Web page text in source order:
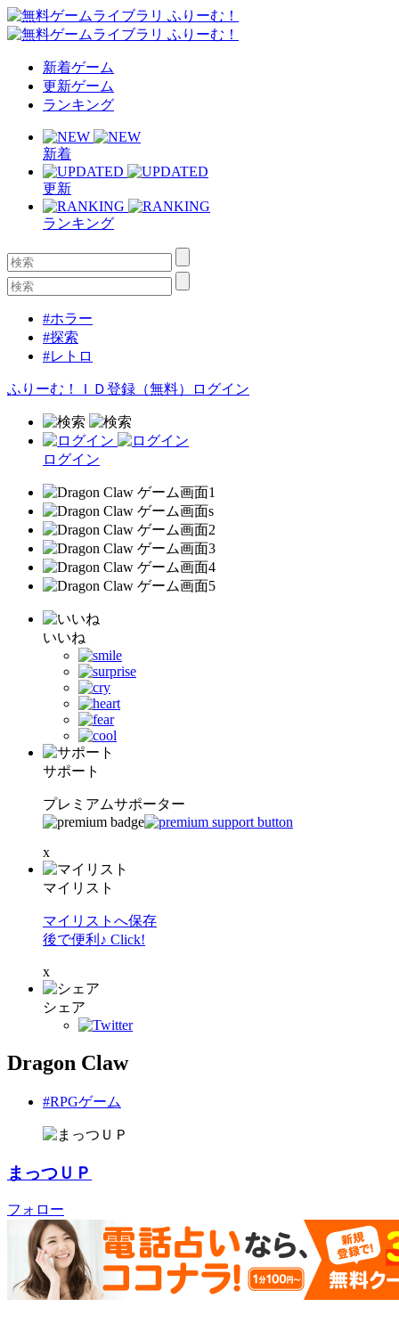
新着ゲーム
更新ゲーム
ランキング
新着
更新
ランキング
#ホラー
#探索
#レトロ
ふりーむ！ＩＤ登録（無料） ログイン
ログイン
いいね
サポート
プレミアムサポーター
x
マイリスト
マイリストへ保存
後で便利♪ Click!
x
シェア
Dragon Claw
#RPGゲーム
まっつＵＰ
フォロー